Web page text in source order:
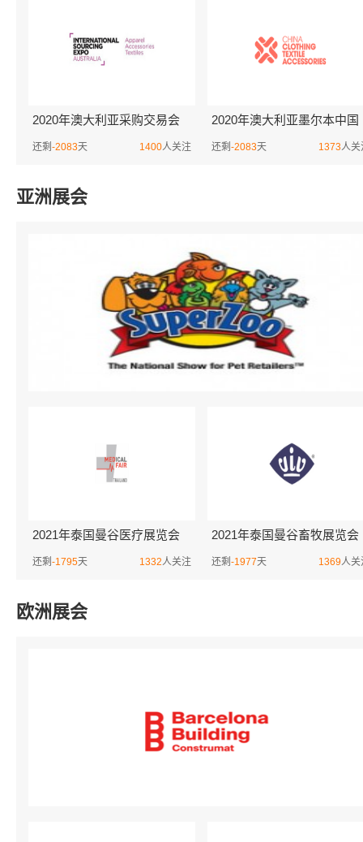
2020年澳大利亚采购交易会
暨中国纺织用品展览会ISEA
还剩 -2083天 1400人关注
2020年澳大利亚墨尔本中国
纺织用品展览会China
还剩 -2083天 1373人关
亚洲展会
2021年泰国曼谷医疗展览会
MEDICAL FAIR THAILAND
还剩 -1795天 1332人关注
2021年泰国曼谷畜牧展览会
VIV Asia
还剩 -1977天 1369人关
欧洲展会